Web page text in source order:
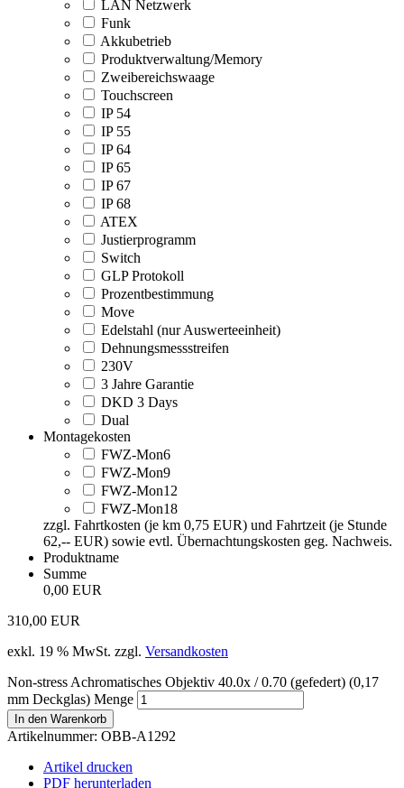
LAN Netzwerk
Funk
Akkubetrieb
Produktverwaltung/Memory
Zweibereichswaage
Touchscreen
IP 54
IP 55
IP 64
IP 65
IP 67
IP 68
ATEX
Justierprogramm
Switch
GLP Protokoll
Prozentbestimmung
Move
Edelstahl (nur Auswerteeinheit)
Dehnungsmessstreifen
230V
3 Jahre Garantie
DKD 3 Days
Dual
Montagekosten
FWZ-Mon6
FWZ-Mon9
FWZ-Mon12
FWZ-Mon18
zzgl. Fahrtkosten (je km 0,75 EUR) und Fahrtzeit (je Stunde
62,-- EUR) sowie evtl. Übernachtungskosten geg. Nachweis.
Produktname
Summe
0,00 EUR
310,00 EUR
exkl. 19 % MwSt. zzgl. Versandkosten
Non-stress Achromatisches Objektiv 40.0x / 0.70 (gefedert) (0,17
mm Deckglas) Menge
In den Warenkorb
Artikelnummer: OBB-A1292
Artikel drucken
PDF herunterladen